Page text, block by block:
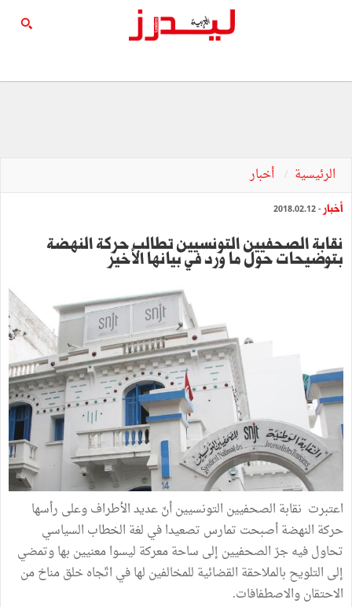
الرئيسية أخبار
أخبار - 2018.02.12
نقابة الصحفيين التونسيين تطالب حركة النهضة
بتوضيحات حول ما ورد في بيانها الأخير
اعتبرت نقابة الصحفيين التونسيين أنّ عديد الأطراف وعلى رأسها
حركة النهضة أصبحت تمارس تصعيدا في لغة الخطاب السياسي
تحاول فيه جرّ الصحفيين إلى ساحة معركة ليسوا معنيين بها وتمضي
إلى التلويح بالملاحقة القضائية للمخالفين لها في اتّجاه خلق مناخ من
الاحتقان والاصطفافات.